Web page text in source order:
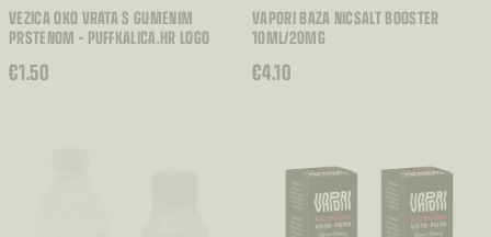
VEZICA OKO VRATA S GUMENIM
PRSTENOM – PUFFKALICA.HR LOGO
€1.50
VAPORI BAZA NICSALT BOOSTER
10ML/20MG
€4.10